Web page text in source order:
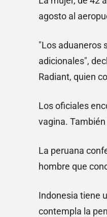
agosto al
"Los aduaneros
adicionales",
Radiant, quien
Los oficiales
vagina.
La peruana
hombre que
Indonesia tiene
contempla la